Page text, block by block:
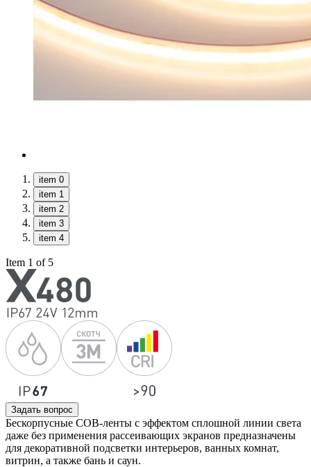
item 0
item 1
item 2
item 3
item 4
Item 1 of 5
Задать вопрос
Бескорпусные COB-ленты с эффектом сплошной линии света
даже без применения рассеивающих экранов предназначены
для декоративной подсветки интерьеров, ванных комнат,
витрин, а также бань и саун.